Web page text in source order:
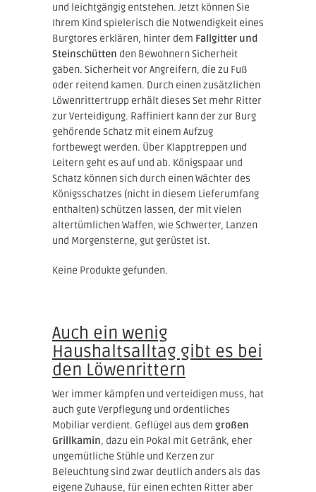
und leichtgängig entstehen. Jetzt können Sie
Ihrem Kind spielerisch die Notwendigkeit eines
Burgtores erklären, hinter dem Fallgitter und
Steinschütten den Bewohnern Sicherheit
gaben. Sicherheit vor Angreifern, die zu Fuß
oder reitend kamen. Durch einen zusätzlichen
Löwenrittertrupp erhält dieses Set mehr Ritter
zur Verteidigung. Raffiniert kann der zur Burg
gehörende Schatz mit einem Aufzug
fortbewegt werden. Über Klapptreppen und
Leitern geht es auf und ab. Königspaar und
Schatz können sich durch einen Wächter des
Königsschatzes (nicht in diesem Lieferumfang
enthalten) schützen lassen, der mit vielen
altertümlichen Waffen, wie Schwerter, Lanzen
und Morgensterne, gut gerüstet ist.
Keine Produkte gefunden.
Auch ein wenig
Haushaltsalltag gibt es bei
den Löwenrittern
Wer immer kämpfen und verteidigen muss, hat
auch gute Verpflegung und ordentliches
Mobiliar verdient. Geflügel aus dem großen
Grillkamin, dazu ein Pokal mit Getränk, eher
ungemütliche Stühle und Kerzen zur
Beleuchtung sind zwar deutlich anders als das
eigene Zuhause, für einen echten Ritter aber